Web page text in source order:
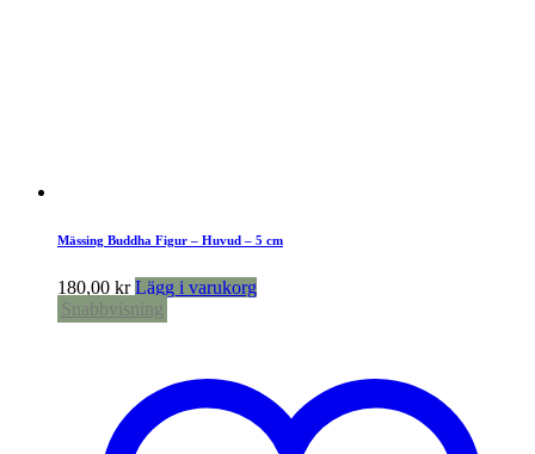
Mässing Buddha Figur – Huvud – 5 cm
180,00 kr Lägg i varukorg
Snabbvisning